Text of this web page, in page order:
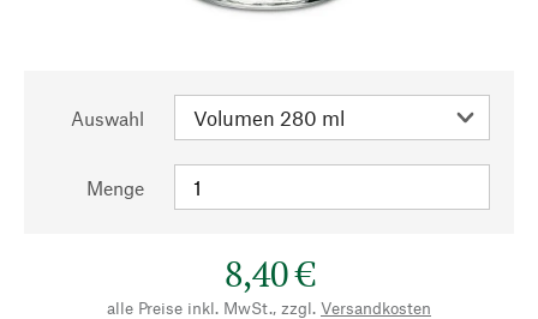
Auswahl
Menge
8,40 €
alle Preise inkl. MwSt., zzgl. Versandkosten